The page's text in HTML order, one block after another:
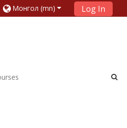
Монгол ‎(mn)‎ Log In